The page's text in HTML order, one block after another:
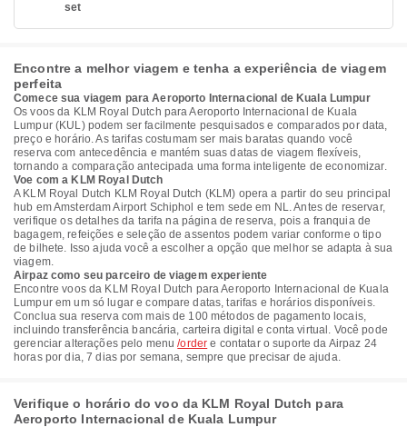
set
Encontre a melhor viagem e tenha a experiência de viagem
perfeita
Comece sua viagem para Aeroporto Internacional de Kuala Lumpur
Os voos da KLM Royal Dutch para Aeroporto Internacional de Kuala
Lumpur (KUL) podem ser facilmente pesquisados e comparados por data,
preço e horário. As tarifas costumam ser mais baratas quando você
reserva com antecedência e mantém suas datas de viagem flexíveis,
tornando a comparação antecipada uma forma inteligente de economizar.
Voe com a KLM Royal Dutch
A KLM Royal Dutch KLM Royal Dutch (KLM) opera a partir do seu principal
hub em Amsterdam Airport Schiphol e tem sede em NL. Antes de reservar,
verifique os detalhes da tarifa na página de reserva, pois a franquia de
bagagem, refeições e seleção de assentos podem variar conforme o tipo
de bilhete. Isso ajuda você a escolher a opção que melhor se adapta à sua
viagem.
Airpaz como seu parceiro de viagem experiente
Encontre voos da KLM Royal Dutch para Aeroporto Internacional de Kuala
Lumpur em um só lugar e compare datas, tarifas e horários disponíveis.
Conclua sua reserva com mais de 100 métodos de pagamento locais,
incluindo transferência bancária, carteira digital e conta virtual. Você pode
gerenciar alterações pelo menu/order e contatar o suporte da Airpaz 24
horas por dia, 7 dias por semana, sempre que precisar de ajuda.
Verifique o horário do voo da KLM Royal Dutch para
Aeroporto Internacional de Kuala Lumpur